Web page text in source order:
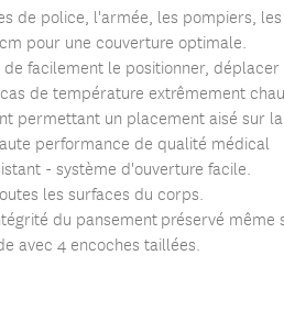
de police, l'armée, les pompiers,
pour une couverture optimale.
facilement le positionner, déplacer
de température extrêmement
permettant un placement aisé sur
performance de qualité médical
- système d'ouverture facile.
les surfaces du corps.
du pansement préservé même
avec 4 encoches taillées.